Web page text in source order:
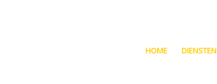
HOME DIENSTEN